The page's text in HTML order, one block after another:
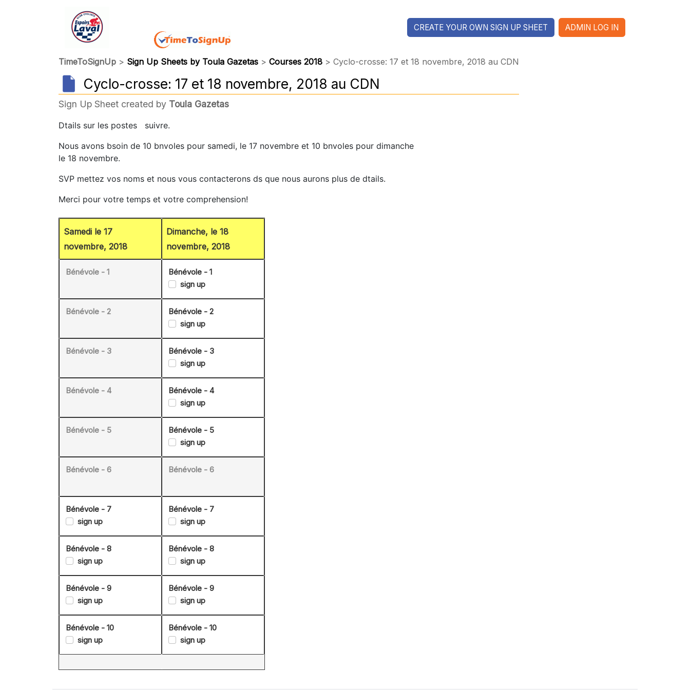
CREATE YOUR OWN SIGN UP SHEET ADMIN LOG IN
TimeToSignUp > Sign Up Sheets by Toula Gazetas > Courses 2018 > Cyclo-crosse: 17 et 18 novembre, 2018 au CDN
Cyclo-crosse: 17 et 18 novembre, 2018 au CDN
Sign Up Sheet created by Toula Gazetas
Samedi le 17
novembre, 2018
Bénévole - 1
Bénévole - 2
Bénévole - 3
Bénévole - 4
Bénévole - 5
Bénévole - 6
Bénévole - 7
sign up
Bénévole - 8
sign up
Bénévole - 9
sign up
Bénévole - 10
sign up
Dimanche, le 18
novembre, 2018
Bénévole - 1
sign up
Bénévole - 2
sign up
Bénévole - 3
sign up
Bénévole - 4
sign up
Bénévole - 5
sign up
Bénévole - 6
Bénévole - 7
sign up
Bénévole - 8
sign up
Bénévole - 9
sign up
Bénévole - 10
sign up